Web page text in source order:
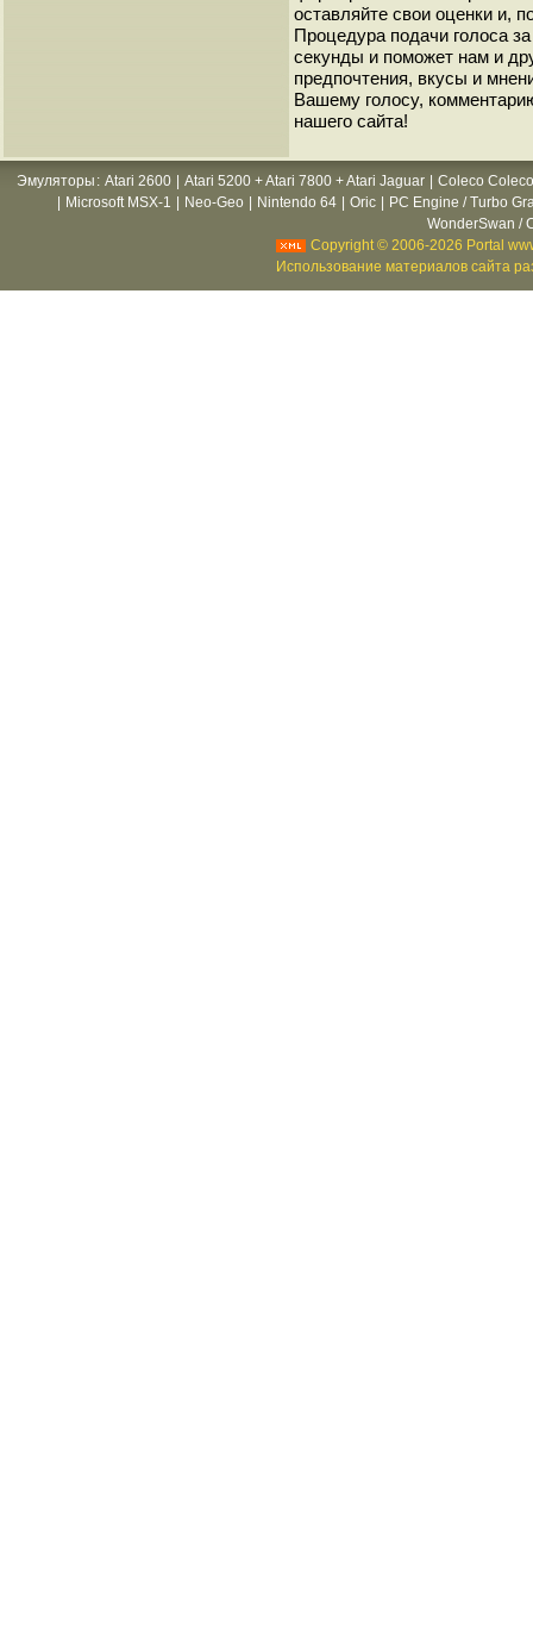
оставляйте свои оценки и,
Процедура подачи голоса
секунды и поможет нам и
предпочтения, вкусы и
Вашему голосу,
нашего сайта!
Эмуляторы : Atari 2600 Atari 5200 + Atari 7800 + Atari Jaguar
Coleco
Microsoft MSX-1 Neo-Geo Nintendo 64 Oric
PC Engine / Turbo
WonderSwan /
Copyright © 2006-2026 Portal
Использование материалов сайта